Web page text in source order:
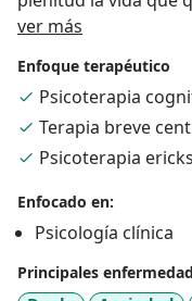
Enfoque: cognitivo-
breve e hipnosis
Manejo de estrés,
postraumatico,
Adolescentes y
ver más
Enfoque terapéutico
Psicoterapia
Terapia breve
Psicoterapia
Enfocado en:
Psicología clínica
Principales